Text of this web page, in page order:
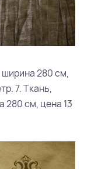
ширина 280 см,
7. Ткань,
280 см, цена 13